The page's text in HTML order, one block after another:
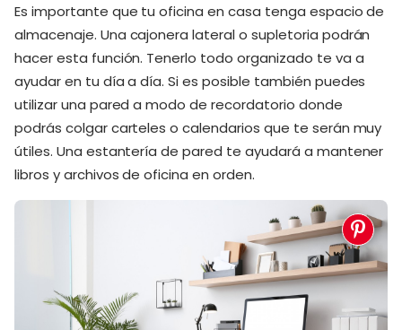
Es importante que tu oficina en casa tenga espacio de
almacenaje. Una cajonera lateral o supletoria podrán
hacer esta función. Tenerlo todo organizado te va a
ayudar en tu día a día. Si es posible también puedes
utilizar una pared a modo de recordatorio donde
podrás colgar carteles o calendarios que te serán muy
útiles. Una estantería de pared te ayudará a mantener
libros y archivos de oficina en orden.